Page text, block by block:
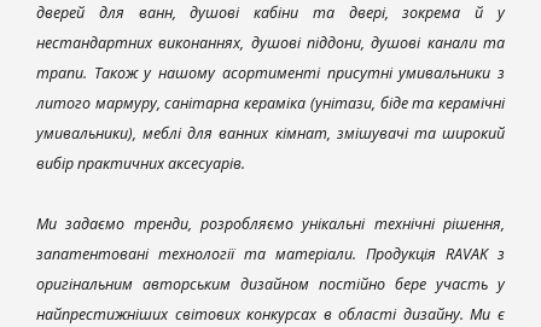
дверей для ванн, душові кабіни та двері, зокрема й у
нестандартних виконаннях, душові піддони, душові канали та
трапи. Також у нашому асортименті присутні умивальники з
литого мармуру, санітарна кераміка (унітази, біде та керамічні
умивальники), меблі для ванних кімнат, змішувачі та широкий
вибір практичних аксесуарів.
Ми задаємо тренди, розробляємо унікальні технічні рішення,
запатентовані технології та матеріали. Продукція RAVAK з
оригінальним авторським дизайном постійно бере участь у
найпрестижніших світових конкурсах в області дизайну. Ми є